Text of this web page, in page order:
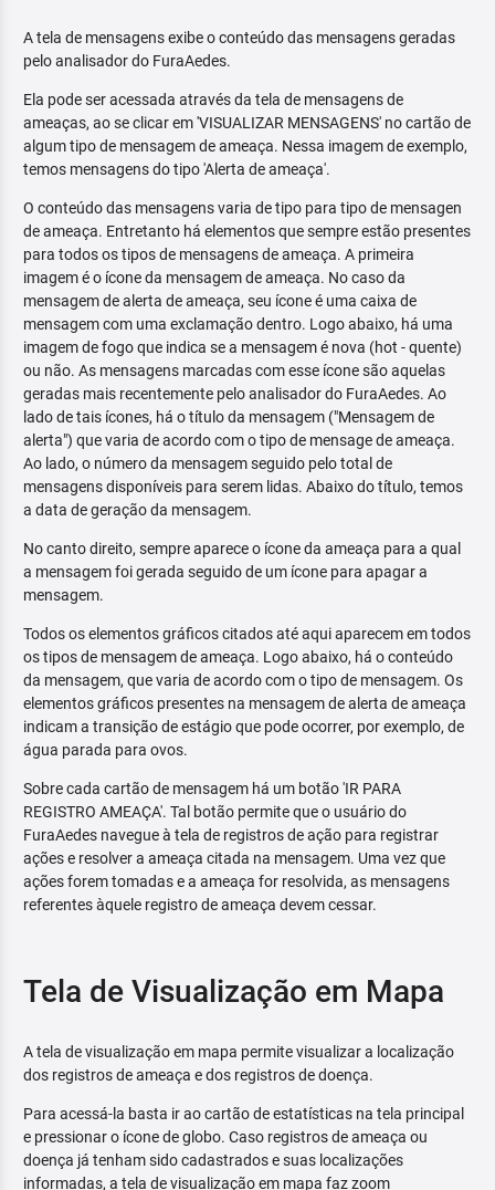
A tela de mensagens exibe o conteúdo das mensagens geradas
pelo analisador do FuraAedes.
Ela pode ser acessada através da tela de mensagens de
ameaças, ao se clicar em 'VISUALIZAR MENSAGENS' no cartão de
algum tipo de mensagem de ameaça. Nessa imagem de exemplo,
temos mensagens do tipo 'Alerta de ameaça'.
O conteúdo das mensagens varia de tipo para tipo de mensagen
de ameaça. Entretanto há elementos que sempre estão presentes
para todos os tipos de mensagens de ameaça. A primeira
imagem é o ícone da mensagem de ameaça. No caso da
mensagem de alerta de ameaça, seu ícone é uma caixa de
mensagem com uma exclamação dentro. Logo abaixo, há uma
imagem de fogo que indica se a mensagem é nova (hot - quente)
ou não. As mensagens marcadas com esse ícone são aquelas
geradas mais recentemente pelo analisador do FuraAedes. Ao
lado de tais ícones, há o título da mensagem ("Mensagem de
alerta") que varia de acordo com o tipo de mensage de ameaça.
Ao lado, o número da mensagem seguido pelo total de
mensagens disponíveis para serem lidas. Abaixo do título, temos
a data de geração da mensagem.
No canto direito, sempre aparece o ícone da ameaça para a qual
a mensagem foi gerada seguido de um ícone para apagar a
mensagem.
Todos os elementos gráficos citados até aqui aparecem em todos
os tipos de mensagem de ameaça. Logo abaixo, há o conteúdo
da mensagem, que varia de acordo com o tipo de mensagem. Os
elementos gráficos presentes na mensagem de alerta de ameaça
indicam a transição de estágio que pode ocorrer, por exemplo, de
água parada para ovos.
Sobre cada cartão de mensagem há um botão 'IR PARA
REGISTRO AMEAÇA'. Tal botão permite que o usuário do
FuraAedes navegue à tela de registros de ação para registrar
ações e resolver a ameaça citada na mensagem. Uma vez que
ações forem tomadas e a ameaça for resolvida, as mensagens
referentes àquele registro de ameaça devem cessar.
Tela de Visualização em Mapa
A tela de visualização em mapa permite visualizar a localização
dos registros de ameaça e dos registros de doença.
Para acessá-la basta ir ao cartão de estatísticas na tela principal
e pressionar o ícone de globo. Caso registros de ameaça ou
doença já tenham sido cadastrados e suas localizações
informadas, a tela de visualização em mapa faz zoom